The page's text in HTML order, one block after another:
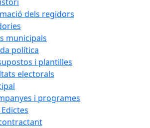
dels regidors
municipals
política
i plantilles
electorals
i programes